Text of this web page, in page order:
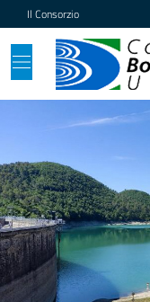
Vai ai contenuti
Vai al footer
Il Consorzio